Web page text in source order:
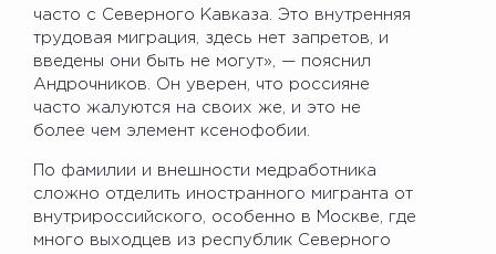
часто с Северного Кавказа. Это внутренняя
трудовая миграция, здесь нет запретов, и
введены они быть не могут», — пояснил
Андрочников. Он уверен, что россияне
часто жалуются на своих же, и это не
более чем элемент ксенофобии.
По фамилии и внешности медработника
сложно отделить иностранного мигранта от
внутрироссийского, особенно в Москве, где
много выходцев из республик Северного